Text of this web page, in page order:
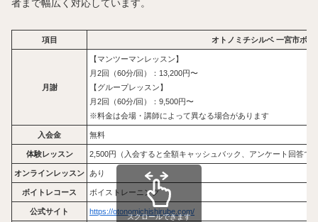
者まで幅広く対応しています。
項目 オトノミチシルベ 一宮市ボイ
月謝
【マンツーマンレッスン】
月2回（60分/回）：13,200円〜
【グループレッスン】
月2回（60分/回）：9,500円〜
※料金は会場・講師によって異なる場合があります
入会金 無料
体験レッスン 2,500円（入会すると全額キャッシュバック、アンケート回答で
オンラインレッスン あり
ボイトレコース ボイストレーニング
公式サイト https://otonomichishirube.com/
スクロールできます